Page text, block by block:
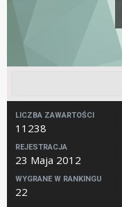
LICZBA ZAWARTOŚCI
11238
REJESTRACJA
23 Maja 2012
WYGRANE W RANKINGU
22